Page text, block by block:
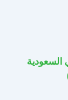
السعودية